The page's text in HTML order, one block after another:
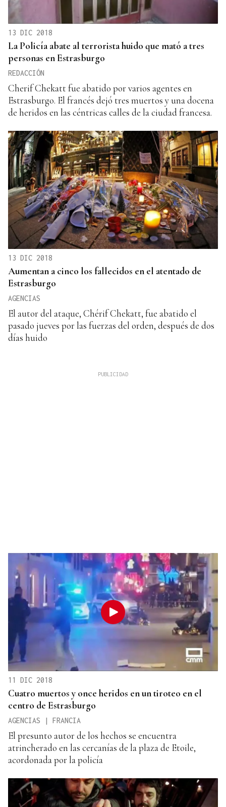
13 DIC 2018
La Policía abate al terrorista huido que mató a tres
personas en Estrasburgo
REDACCIÓN
Cherif Chekatt fue abatido por varios agentes en
Estrasburgo. El francés dejó tres muertos y una docena
de heridos en las céntricas calles de la ciudad francesa.
13 DIC 2018
Aumentan a cinco los fallecidos en el atentado de
Estrasburgo
AGENCIAS
El autor del ataque, Chérif Chekatt, fue abatido el
pasado jueves por las fuerzas del orden, después de dos
días huido
11 DIC 2018
Cuatro muertos y once heridos en un tiroteo en el
centro de Estrasburgo
AGENCIAS | FRANCIA
El presunto autor de los hechos se encuentra
atrincherado en las cercanías de la plaza de Etoile,
acordonada por la policía